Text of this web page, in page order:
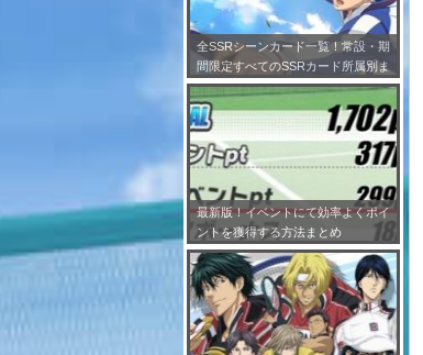
全SSRシーンカード一覧！常設・期
間限定すべてのSSRカード所属別ま
とめ！※2/4更新
最新版！イベントにて効率よくポイ
ントを獲得する方法まとめ